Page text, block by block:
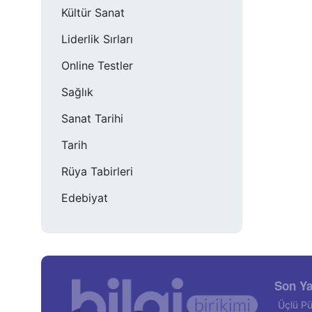
Kültür Sanat
Liderlik Sırları
Online Testler
Sağlık
Sanat Tarihi
Tarih
Rüya Tabirleri
Edebiyat
Son
Üçlü